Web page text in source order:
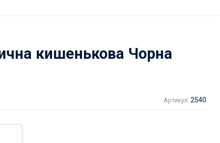
кишенькова Чорна
Артикул: 2540